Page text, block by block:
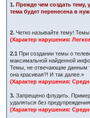
1. Прежде чем создать
тема будет перенесена в
2. Четко называйте тему!
(Характер нарушения:
2.1
При создании темы о
максимальной найденной
Темы, не отвечающие данным
она красивая?! И так далее.»
(Характер нарушения:
3. Запрещено флудить.
удаляться без
(Характер нарушения: